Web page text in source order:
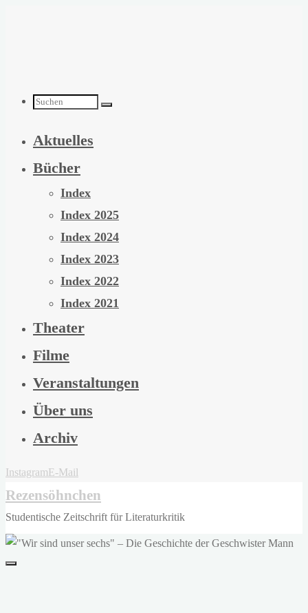
Suchen
nach:
Aktuelles
Bücher
Index
Index 2025
Index 2024
Index 2023
Index 2022
Index 2021
Theater
Filme
Veranstaltungen
Über uns
Archiv
InstagramE-Mail
Rezensöhnchen
Studentische Zeitschrift für Literaturkritik